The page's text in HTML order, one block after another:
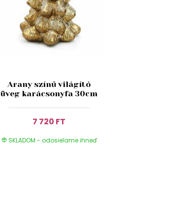
Arany színű világító
üveg karácsonyfa 30cm
7 720 FT
SKLADOM - odosielame ihneď